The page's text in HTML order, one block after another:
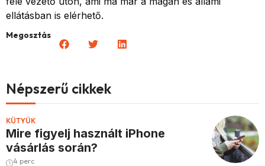
ellátásban is elérhető.
Megosztás
Népszerű cikkek
KÜTYÜK
Mire figyelj használt iPhone
vásárlás során?
4 perc